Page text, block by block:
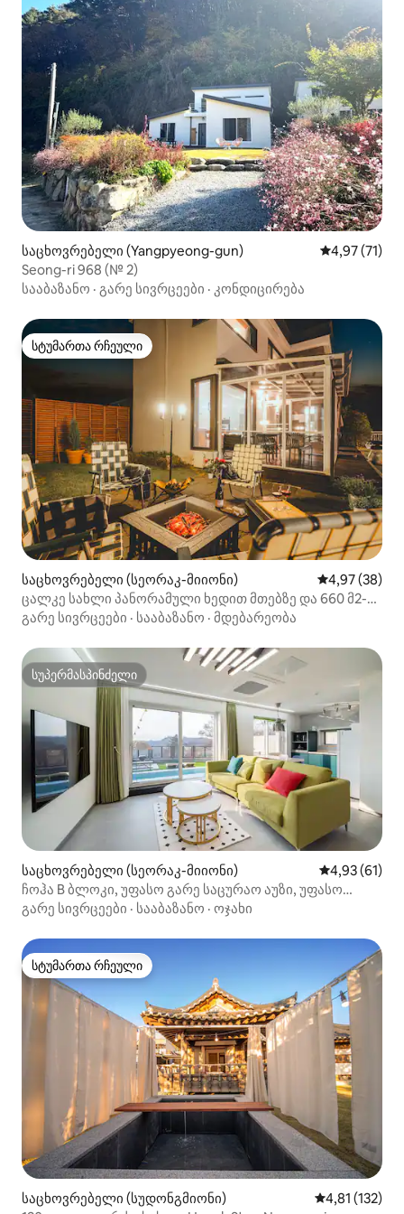
საცხოვრებელი (Yangpyeong-gun) საშუალო
4,97 (71)
Seong-ri 968 (№ 2)
სააბაზანო · გარე სივრცეები · კონდიცირება
სტუმართა რჩეული
სტუმართა რჩეული
საცხოვრებელი (სეორაკ-მიიონი) საშუალო
4,97 (38)
ცალკე სახლი პანორამული ხედით მთებზე და 660 მ2-
იანი ბაღით - Gapaeng Story Itda Pension A ბლოკი
გარე სივრცეები · სააბაზანო · მდებარეობა
სუპერმასპინძელი
სუპერმასპინძელი
საცხოვრებელი (სეორაკ-მიიონი) საშუალო
4,93 (61)
ჩოჰა B ბლოკი, უფასო გარე საცურაო აუზი, უფასო
ჯაკუზი მე-2 სართულზე. მე-3 სართულზე ცალკე სრული
დაჯავშნაზე 10%
გარე სივრცეები · სააბაზანო · ოჯახი
სტუმართა რჩეული
სტუმართა რჩეული
საცხოვრებელი (სუდონგმიონი) საშუალო
4,81 (132)